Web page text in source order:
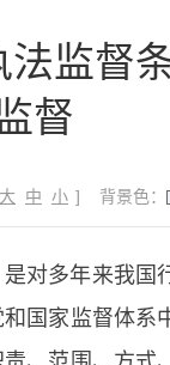
监督
督
大 中 小 ] 背景色：
多年来我国
国家监督体